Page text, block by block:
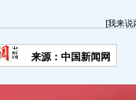
[我来说
来源：中国新闻网